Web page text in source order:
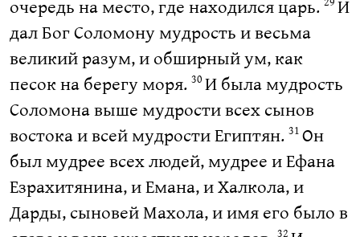
очередь на место, где находился царь.
И
дал Бог Соломону мудрость и весьма
великий разум, и обширный ум, как
песок на берегу моря. 30 И была мудрость
Соломона выше мудрости всех сынов
востока и всей мудрости Египтян. 31 Он
был мудрее всех людей, мудрее и Ефана
Езрахитянина, и Емана, и Халкола, и
Дарды, сыновей Махола, и имя его было в
32